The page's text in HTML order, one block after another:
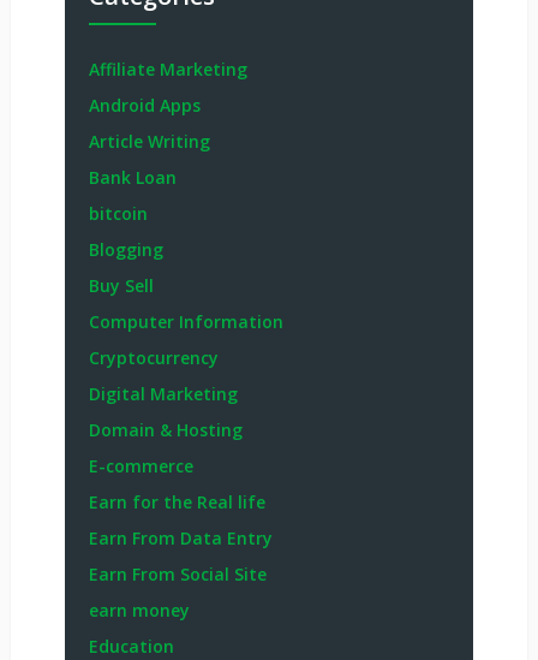
Affiliate Marketing
Android Apps
Article Writing
Bank Loan
bitcoin
Blogging
Buy Sell
Computer Information
Cryptocurrency
Digital Marketing
Domain & Hosting
E-commerce
Earn for the Real life
Earn From Data Entry
Earn From Social Site
earn money
Education